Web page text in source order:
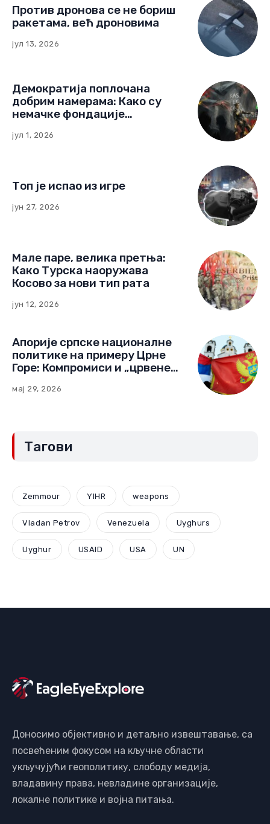
Против дронова се не бориш
ракетама, већ дроновима
јул 13, 2026
Демократија поплочана
добрим намерама: Како су
немачке фондације
Црној Гори
јул 1, 2026
Топ је испао из игре
јун 27, 2026
Мале паре, велика претња:
Како Турска наоружава
Косово за нови тип рата
јун 12, 2026
Апорије српске националне
политике на примеру Црне
Горе: Компромиси и „црвене
мај 29, 2026
Тагови
Zemmour YIHR weapons
Vladan Petrov Venezuela Uyghurs
Uyghur USAID USA UN
Доносимо објективно и детаљно извештавање, са
посвећеним фокусом на кључне области
укључујући геополитику, слободу медија,
владавину права, невладине организације,
локалне политике и војна питања.